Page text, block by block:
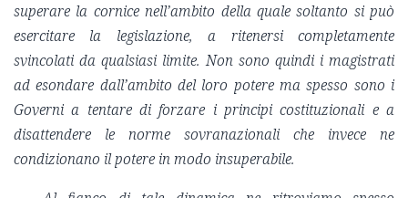
superare la cornice nell’ambito della quale soltanto si può
esercitare la legislazione, a ritenersi completamente
svincolati da qualsiasi limite. Non sono quindi i magistrati
ad esondare dall’ambito del loro potere ma spesso sono i
Governi a tentare di forzare i principi costituzionali e a
disattendere le norme sovranazionali che invece ne
condizionano il potere in modo insuperabile.